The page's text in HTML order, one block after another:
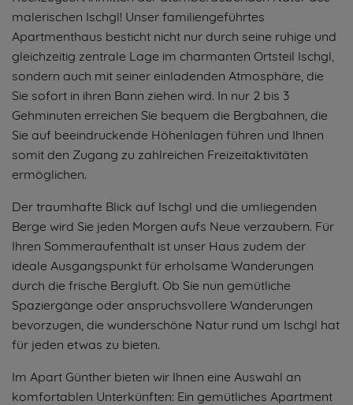
malerischen Ischgl! Unser familiengeführtes
Apartmenthaus besticht nicht nur durch seine ruhige und
gleichzeitig zentrale Lage im charmanten Ortsteil Ischgl,
sondern auch mit seiner einladenden Atmosphäre, die
Sie sofort in ihren Bann ziehen wird. In nur 2 bis 3
Gehminuten erreichen Sie bequem die Bergbahnen, die
Sie auf beeindruckende Höhenlagen führen und Ihnen
somit den Zugang zu zahlreichen Freizeitaktivitäten
ermöglichen.
Der traumhafte Blick auf Ischgl und die umliegenden
Berge wird Sie jeden Morgen aufs Neue verzaubern. Für
Ihren Sommeraufenthalt ist unser Haus zudem der
ideale Ausgangspunkt für erholsame Wanderungen
durch die frische Bergluft. Ob Sie nun gemütliche
Spaziergänge oder anspruchsvollere Wanderungen
bevorzugen, die wunderschöne Natur rund um Ischgl hat
für jeden etwas zu bieten.
Im Apart Günther bieten wir Ihnen eine Auswahl an
komfortablen Unterkünften: Ein gemütliches Apartment